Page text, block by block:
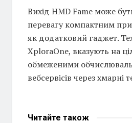
Вихід HMD Fame може
перевагу компактним
як додатковий гаджет.
XploraOne, вказують на
обмеженими
вебсервісів через хмарні
Читайте також